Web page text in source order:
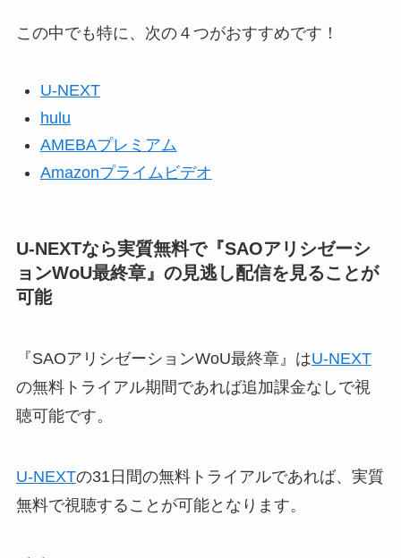
この中でも特に、次の４つがおすすめです！
U-NEXT
hulu
AMEBAプレミアム
Amazonプライムビデオ
U-NEXTなら実質無料で『SAOアリシゼーシ
ョンWoU最終章』 の見逃し配信を見ることが
可能
『SAOアリシゼーションWoU最終章』はU-NEXT
の無料トライアル期間であれば追加課金なしで視
聴可能です。
U-NEXTの31日間の無料トライアルであれば、実質
無料で視聴することが可能となります。